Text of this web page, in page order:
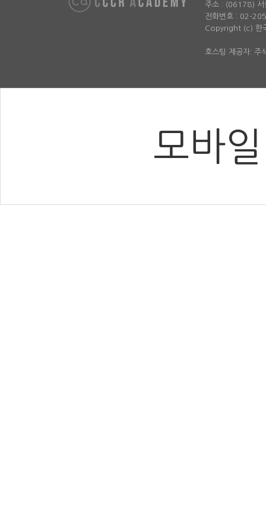
주소 : (06178) 서
전화번호 : 02-
Copyright (c) 한
호스팅 제공자: 주
모바